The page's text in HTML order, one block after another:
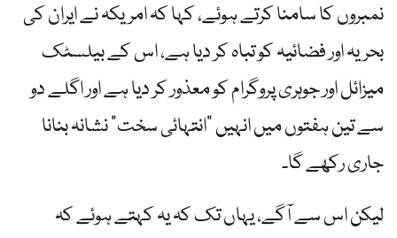
نمبروں کا سامنا کرتے ہوئے، کہا کہ امریکہ نے ایران کی
بحریہ اور فضائیہ کو تباہ کر دیا ہے، اس کے بیلسٹک
میزائل اور جوہری پروگرام کو معذور کر دیا ہے اور اگلے دو
سے تین ہفتوں میں انہیں "انتہائی سخت” نشانہ بنانا
جاری رکھے گا۔
لیکن اس سے آگے، یہاں تک کہ یہ کہتے ہوئے کہ